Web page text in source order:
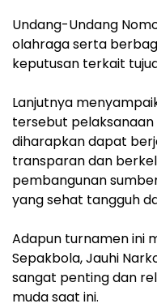
Undang-Undang
olahraga serta
keputusan terkait
Lanjutnya
tersebut pelaksanaan
diharapkan dapat
transparan dan
pembangunan
yang sehat tangguh
Adapun turnamen ini
Sepakbola, Jauhi
sangat penting dan
muda saat ini.